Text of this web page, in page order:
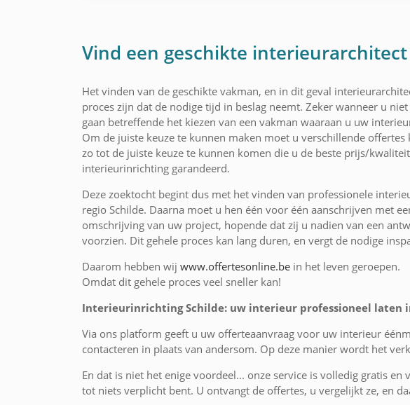
Vind een geschikte
Het vinden van de geschikte vakman, en in dit geval
proces zijn dat de nodige tijd in beslag neemt. Zeker wanneer u
gaan betreffende het kiezen van een vakman waaraan u uw
Om de juiste keuze te kunnen maken moet u verschillende
zo tot de juiste keuze te kunnen komen die u de beste prijs/
interieurinrichting garandeerd.
Deze zoektocht begint dus met het vinden van professionele
regio Schilde. Daarna moet u hen één voor één aanschrijven met
omschrijving van uw project, hopende dat zij u nadien van een
voorzien. Dit gehele proces kan lang duren, en vergt de nodige
Daarom hebben wij www.offertesonline.be in het leven geroepen.
Omdat dit gehele proces veel sneller kan!
Interieurinrichting Schilde: uw interieur professioneel laten
Via ons platform geeft u uw offerteaanvraag voor uw interieur
contacteren in plaats van andersom. Op deze manier wordt het
En dat is niet het enige voordeel... onze service is volledig gratis
tot niets verplicht bent. U ontvangt de offertes, u vergelijkt ze, en